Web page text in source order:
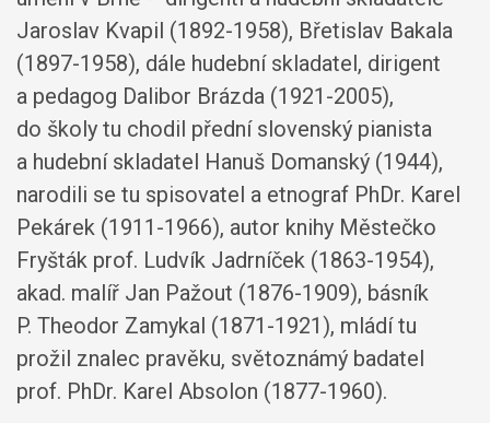
Jaroslav Kvapil (1892-1958), Břetislav Bakala
(1897-1958), dále hudební skladatel, dirigent
a pedagog Dalibor Brázda (1921-2005),
do školy tu chodil přední slovenský pianista
a hudební skladatel Hanuš Domanský (1944),
narodili se tu spisovatel a etnograf PhDr. Karel
Pekárek (1911-1966), autor knihy Městečko
Fryšták prof. Ludvík Jadrníček (1863-1954),
akad. malíř Jan Pažout (1876-1909), básník
P. Theodor Zamykal (1871-1921), mládí tu
prožil znalec pravěku, světoznámý badatel
prof. PhDr. Karel Absolon (1877-1960).